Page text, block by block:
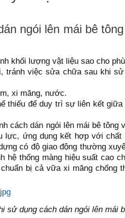
ngói lên mái bê
khối lượng vật liệu sao cho
tránh việc sửa chữa sau khi
xi măng, nước.
thiếu để duy trì sự liên kết giữa
cách dán ngói lên mái bê tông
ứng dụng kết hợp với chất
có độ giao động thường
hệ thống màng hiệu suất cao
bị cả vữa xi măng chống
sử dụng cách dán ngói lên mái